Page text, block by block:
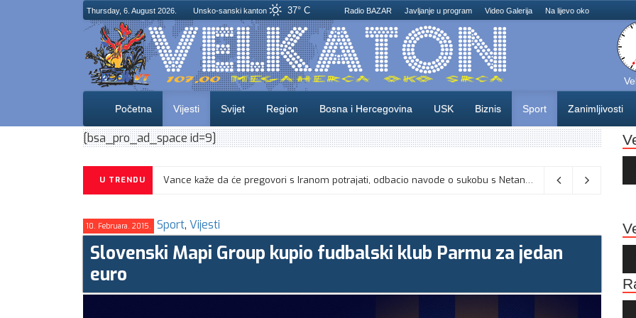
Thursday, 6. August 2026. Unsko-sanski kanton 37° C Radio BAZAR Javljanje u program Video Galerija Na lijevo oko
Početna Vijesti Svijet Region Bosna i Hercegovina USK Biznis Sport Zanimljivosti
[bsa_pro_ad_space id=9]
U TRENDU CIK objavio izgled glasačkog listića: Umjesto “iksa” popunjavati kružić 06/08/2026
10. Februara. 2015. Sport, Vijesti
Slovenski Mapi Group kupio fudbalski klub Parmu za jedan
euro